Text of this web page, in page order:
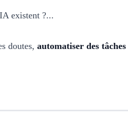
existent ?...
doutes, automatiser des tâches